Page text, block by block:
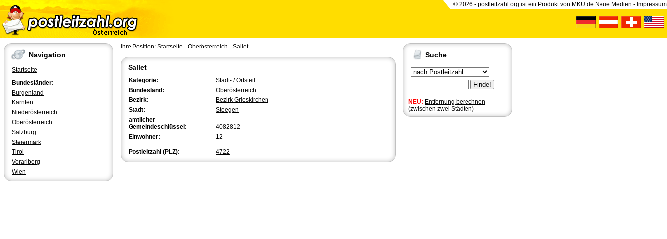
© 2026 - postleitzahl.org ist ein Produkt von MKU.de Neue Medien - Impressum
Navigation
Startseite
Bundesländer:
Burgenland
Kärnten
Niederösterreich
Oberösterreich
Salzburg
Steiermark
Tirol
Vorarlberg
Wien
Suche
NEU: Entfernung berechnen
(zwischen zwei Städten)
Ihre Position: Startseite - Oberösterreich - Sallet
Sallet
Kategorie:
Stadt- / Ortsteil
Bundesland:
Oberösterreich
Bezirk:
Bezirk Grieskirchen
Stadt:
Steegen
amtlicher
Gemeindeschlüssel:
4082812
Einwohner:
12
Postleitzahl (PLZ): 4722